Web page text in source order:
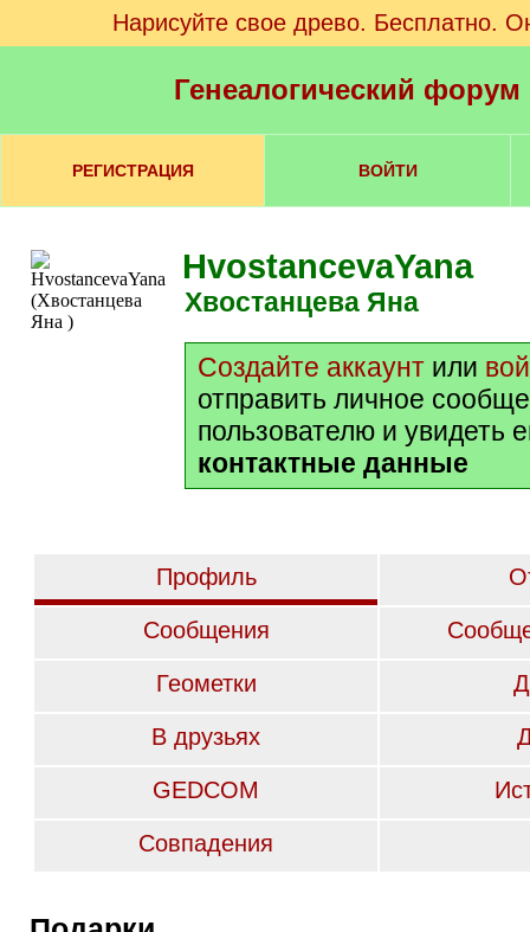
Нарисуйте свое древо. Бесплатно.
Генеалогический
РЕГИСТРАЦИЯ ВОЙТИ
HvostancevaYana
Хвостанцева Яна
Создайте аккаунт или
отправить личное
пользователю и увидеть
контактные данные
Профиль
Сообщения
Геометки
В друзьях
GEDCOM
Совпадения